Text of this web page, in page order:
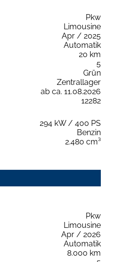
Pkw
Limousine
Apr / 2025
Automatik
20 km
5
Grün
Zentrallager
ab ca. 11.08.2026
12282
294 kW / 400 PS
Benzin
2.480 cm³
Pkw
Limousine
Apr / 2026
Automatik
8.000 km